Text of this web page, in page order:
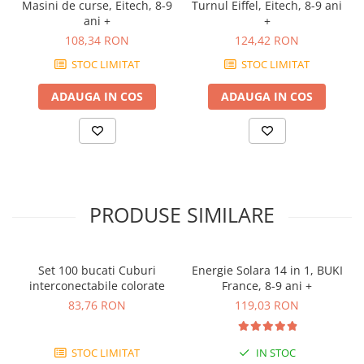
ani)
Dimensiuni cutie: 18 x 8 x 15 cm
Masini de curse, Eitech, 8-9
ani +
108,34 RON
STOC LIMITAT
ADAUGA IN COS
Turnul Eiffel, Eitech, 8-9 ani
+
124,42 RON
STOC LIMITAT
ADAUGA IN COS
PRODUSE SIMILARE
Set 100 bucati Cuburi
interconectabile colorate
83,76 RON
STOC LIMITAT
Energie Solara 14 in 1, BUKI
France, 8-9 ani +
119,03 RON
IN STOC